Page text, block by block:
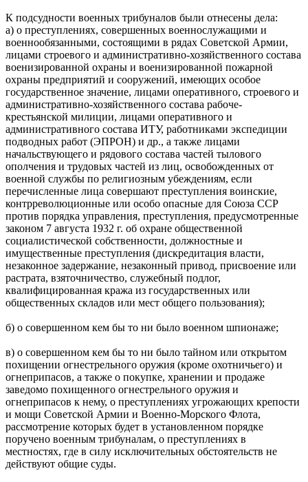
К подсудности военных трибуналов были отнесены дела:
а) о преступлениях, совершенных военнослужащими и
военнообязанными, состоящими в рядах Советской Армии,
лицами строевого и административно-хозяйственного состава
военизированной охраны и военизированной пожарной
охраны предприятий и сооружений, имеющих особое
государственное значение, лицами оперативного, строевого и
административно-хозяйственного состава рабоче-
крестьянской милиции, лицами оперативного и
административного состава ИТУ, работниками экспедиции
подводных работ (ЭПРОН) и др., а также лицами
начальствующего и рядового состава частей тылового
ополчения и трудовых частей из лиц, освобожденных от
военной службы по религиозным убеждениям, если
перечисленные лица совершают преступления воинские,
контрреволюционные или особо опасные для Союза ССР
против порядка управления, преступления, предусмотренные
законом 7 августа 1932 г. об охране общественной
социалистической собственности, должностные и
имущественные преступления (дискредитация власти,
незаконное задержание, незакон­ный привод, присвоение или
растрата, взяточничество, служебный подлог,
квалифицированная кража из государ­ственных или
общественных складов или мест общего пользования);
б) о совершенном кем бы то ни было военном шпионаже;
в) о совершенном кем бы то ни было тайном или открытом
похищении огнестрельного оружия (кроме охотничьего) и
огнеприпасов, а также о покупке, хранении и продаже
заведомо похищенного огнестрельного оружия и
огнеприпасов к нему, о преступлениях угрожающих крепости
и мощи Советской Армии и Военно-Морского Флота,
рассмотрение которых будет в установленном порядке
поручено военным трибуналам, о преступлениях в
местностях, где в силу исключительных обстоятельств не
действуют общие суды.